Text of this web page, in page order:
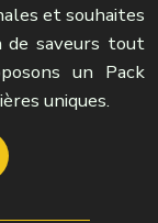
et souhaites
de saveurs tout
un Pack
uniques.